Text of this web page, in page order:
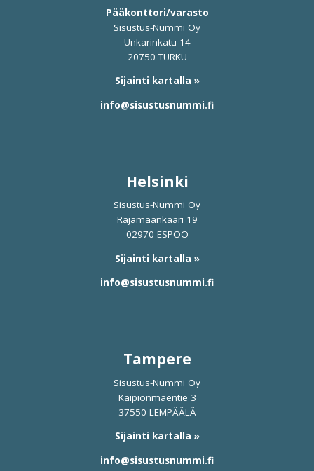
Pääkonttori/varasto
Sisustus-Nummi Oy
Unkarinkatu 14
20750 TURKU
Sijainti kartalla »
info@sisustusnummi.fi
Helsinki
Sisustus-Nummi Oy
Rajamaankaari 19
02970 ESPOO
Sijainti kartalla »
info@sisustusnummi.fi
Tampere
Sisustus-Nummi Oy
Kaipionmäentie 3
37550 LEMPÄÄLÄ
Sijainti kartalla »
info@sisustusnummi.fi